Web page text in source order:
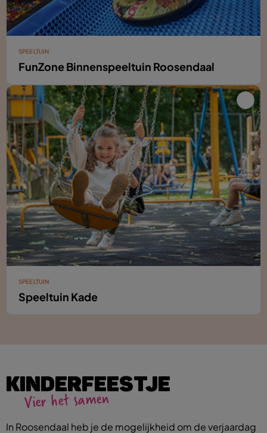
SPEELTUIN
FunZone Binnenspeeltuin Roosendaal
SPEELTUIN
Speeltuin Kade
KINDERFEESTJE
Vier het samen
In Roosendaal heb je de mogelijkheid om de verjaardag